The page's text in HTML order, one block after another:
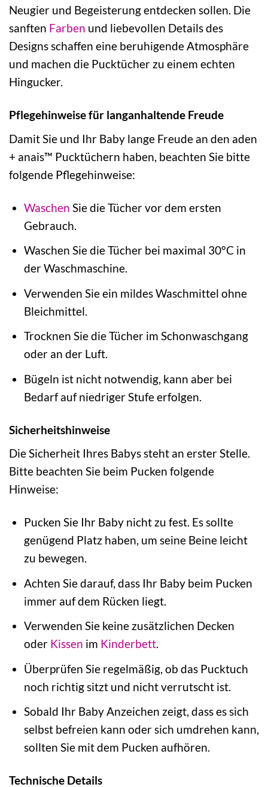
Neugier und Begeisterung entdecken sollen. Die
sanften Farben und liebevollen Details des
Designs schaffen eine beruhigende Atmosphäre
und machen die Pucktücher zu einem echten
Hingucker.
Pflegehinweise für langanhaltende Freude
Damit Sie und Ihr Baby lange Freude an den aden
+ anais™ Pucktüchern haben, beachten Sie bitte
folgende Pflegehinweise:
Waschen Sie die Tücher vor dem ersten
Gebrauch.
Waschen Sie die Tücher bei maximal 30°C in
der Waschmaschine.
Verwenden Sie ein mildes Waschmittel ohne
Bleichmittel.
Trocknen Sie die Tücher im Schonwaschgang
oder an der Luft.
Bügeln ist nicht notwendig, kann aber bei
Bedarf auf niedriger Stufe erfolgen.
Sicherheitshinweise
Die Sicherheit Ihres Babys steht an erster Stelle.
Bitte beachten Sie beim Pucken folgende
Hinweise:
Pucken Sie Ihr Baby nicht zu fest. Es sollte
genügend Platz haben, um seine Beine leicht
zu bewegen.
Achten Sie darauf, dass Ihr Baby beim Pucken
immer auf dem Rücken liegt.
Verwenden Sie keine zusätzlichen Decken
oder Kissen im Kinderbett.
Überprüfen Sie regelmäßig, ob das Pucktuch
noch richtig sitzt und nicht verrutscht ist.
Sobald Ihr Baby Anzeichen zeigt, dass es sich
selbst befreien kann oder sich umdrehen kann,
sollten Sie mit dem Pucken aufhören.
Technische Details